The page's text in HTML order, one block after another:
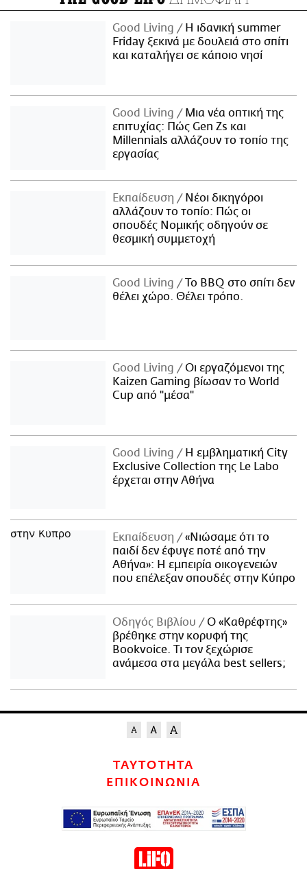
Good Living
Η ιδανική summer
Friday ξεκινά με δουλειά στο σπίτι
και καταλήγει σε κάποιο νησί
Good Living
Μια νέα οπτική της
επιτυχίας: Πώς Gen Zs και
Millennials αλλάζουν το τοπίο της
εργασίας
Εκπαίδευση
Νέοι δικηγόροι
αλλάζουν το τοπίο: Πώς οι
σπουδές Νομικής οδηγούν σε
θεσμική συμμετοχή
Good Living
Το BBQ στο σπίτι δεν
θέλει χώρο. Θέλει τρόπο.
Good Living
Οι εργαζόμενοι της
Kaizen Gaming βίωσαν το World
Cup από "μέσα"
Good Living
Η εμβληματική City
Exclusive Collection της Le Labo
έρχεται στην Αθήνα
Εκπαίδευση
«Νιώσαμε ότι το
παιδί δεν έφυγε ποτέ από την
Αθήνα»: Η εμπειρία οικογενειών
που επέλεξαν σπουδές στην Κύπρο
Οδηγός Βιβλίου
Ο «Καθρέφτης»
βρέθηκε στην κορυφή της
Bookvoice. Τι τον ξεχώρισε
ανάμεσα στα μεγάλα best sellers;
ΤΑΥΤΟΤΗΤΑ
ΕΠΙΚΟΙΝΩΝΙΑ